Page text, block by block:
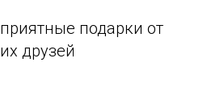
подарки от
друзей